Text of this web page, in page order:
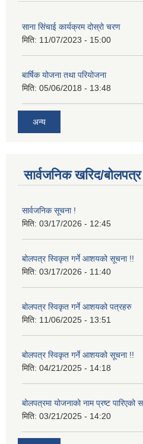
साना सिंचाई कार्यक्रम दोस्रो चरण
मिति: 11/07/2023 - 15:00
बार्षिक योजना तथा परियोजना
मिति: 05/06/2018 - 13:48
अन्य
सार्वजनिक खरिद/
सार्वजनिक सूचना !
मिति: 03/17/2026 - 12:45
बोलपत्र स्विकृत गर्ने आशयको सूचना !!
मिति: 03/17/2026 - 11:40
बोलपत्र स्विकृत गर्ने आशयको पत्रहरु
मिति: 11/06/2025 - 13:51
बोलपत्र स्विकृत गर्ने आशयको सूचना !!
मिति: 04/21/2025 - 14:18
बोलपत्रमा योजनाको नाम प्रष्ट पारिएको
मिति: 03/21/2025 - 14:20